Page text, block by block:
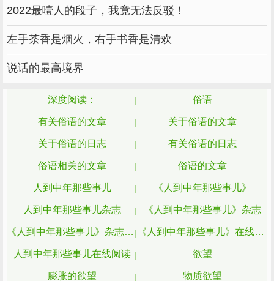
那些只需一句话就能够解决的事情，一转身
就能过去的事情，又何必要让自己气上一整天
呢？
遇到糟心的小事，扭过头忘了便是，耿耿于
2022最噎人的段子，我竟无法反驳！
左手茶香是烟火，右手书香是清欢
说话的最高境界
深度阅读： 俗语
有关俗语的文章 关于俗语的文章
关于俗语的日志 有关俗语的日志
俗语相关的文章 俗语的文章
人到中年那些事儿 《人到中年那些事儿》
人到中年那些事儿杂志 《人到中年那些事儿》杂志
《人到中年那些事儿》杂志在线阅读 《人到中年那些事儿》在线阅读
人到中年那些事儿在线阅读 欲望
膨胀的欲望 物质欲望